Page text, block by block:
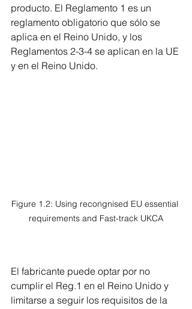
producto. El Reglamento 1 es un
reglamento obligatorio que sólo se
aplica en el Reino Unido, y los
Reglamentos 2-3-4 se aplican en la UE
y en el Reino Unido.
Figure 1.2: Using recongnised EU essential
requirements and Fast-track UKCA
El fabricante puede optar por no
cumplir el Reg.1 en el Reino Unido y
limitarse a seguir los requisitos de la